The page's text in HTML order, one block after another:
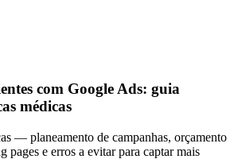
com Google Ads: guia
médicas
— planeamento de campanhas, orçamento
pages e erros a evitar para captar mais